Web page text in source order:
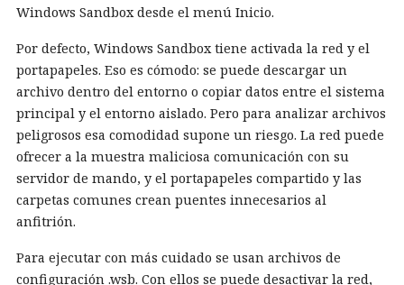
Windows Sandbox desde el menú Inicio.
Por defecto, Windows Sandbox tiene activada la red y el
portapapeles. Eso es cómodo: se puede descargar un
archivo dentro del entorno o copiar datos entre el sistema
principal y el entorno aislado. Pero para analizar archivos
peligrosos esa comodidad supone un riesgo. La red puede
ofrecer a la muestra maliciosa comunicación con su
servidor de mando, y el portapapeles compartido y las
carpetas comunes crean puentes innecesarios al
anfitrión.
Para ejecutar con más cuidado se usan archivos de
configuración .wsb. Con ellos se puede desactivar la red,